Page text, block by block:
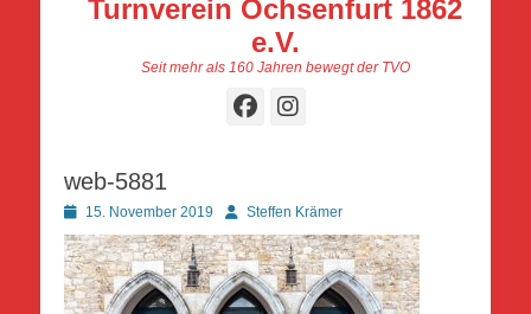
Turnverein Ochsenfurt 1862
e.V.
Seit mehr als 160 Jahren bewegt der TVO
Facebook
Instagram
web-5881
Posted
on
15. November 2019 AutorSteffen Krämer